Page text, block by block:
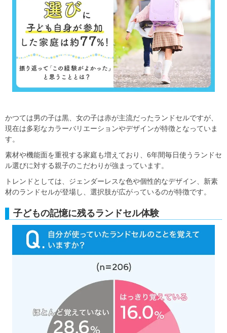
かつては男の子は黒、女の子は赤が主流だったランドセルですが、
現在は多彩なカラーバリエーションやデザインが特徴となっていま
す。
素材や機能面を重視する家庭も増えており、6年間毎日使うランドセ
ル選びに対する親子のこだわりが強まっています。
トレンドとしては、ジェンダーレスな色や個性的なデザイン、新素
材のランドセルが登場し、選択肢が広がっているのが特徴です。
子どもの記憶に残るランドセル体験